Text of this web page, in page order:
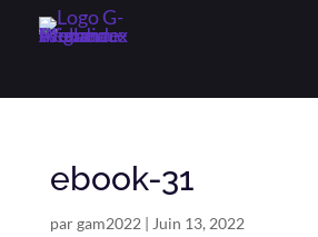
ebook-31
pargam2022 | Juin 13, 2022